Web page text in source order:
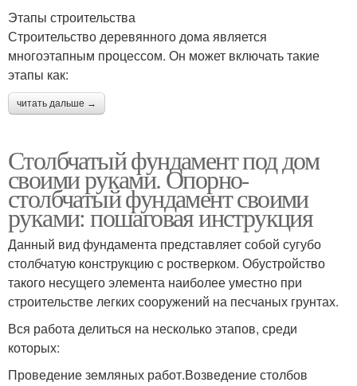
Этапы строительства
Строительство деревянного дома является
многоэтапным процессом. Он может включать такие
этапы как:
читать дальше →
Столбчатый фундамент под дом
своими руками. Опорно-
столбчатый фундамент своими
руками: пошаговая инструкция
Данный вид фундамента представляет собой сугубо
столбчатую конструкцию с ростверком. Обустройство
такого несущего элемента наиболее уместно при
строительстве легких сооружений на песчаных грунтах.
Вся работа делиться на несколько этапов, среди
которых:
Проведение земляных работ.Возведение столбов